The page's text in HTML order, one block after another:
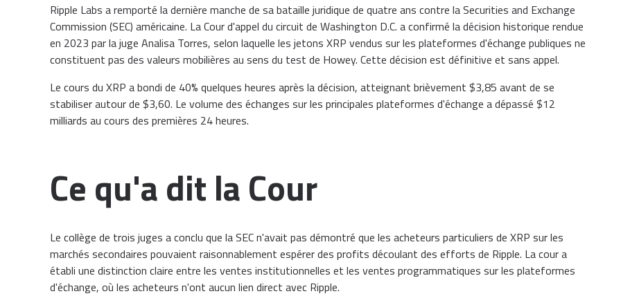
Ripple Labs a remporté la dernière manche de sa bataille juridique de quatre ans contre la Securities and Exchange
Commission (SEC) américaine. La Cour d'appel du circuit de Washington D.C. a confirmé la décision historique rendue
en 2023 par la juge Analisa Torres, selon laquelle les jetons XRP vendus sur les plateformes d'échange publiques ne
constituent pas des valeurs mobilières au sens du test de Howey. Cette décision est définitive et sans appel.
Le cours du XRP a bondi de 40% quelques heures après la décision, atteignant brièvement $3,85 avant de se
stabiliser autour de $3,60. Le volume des échanges sur les principales plateformes d'échange a dépassé $12
milliards au cours des premières 24 heures.
Ce qu'a dit la Cour
Le collège de trois juges a conclu que la SEC n'avait pas démontré que les acheteurs particuliers de XRP sur les
marchés secondaires pouvaient raisonnablement espérer des profits découlant des efforts de Ripple. La cour a
établi une distinction claire entre les ventes institutionnelles et les ventes programmatiques sur les plateformes
d'échange, où les acheteurs n'ont aucun lien direct avec Ripple.